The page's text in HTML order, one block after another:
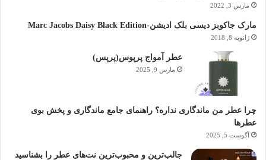
مارس 3, 2022
مارک جاکوبز دیسی بلک ادیشن-Marc Jacobs Daisy Black Edition
ژانویه 8, 2018
عطر آمواج پرپوس(پرپس)
مارس 9, 2025
چرا عطر من ماندگاری نداره؟ راهنمای جامع ماندگاری و پخش بوی
عطرها
آگوست 5, 2025
جالب‌ترین و محبوب‌ترین نت‌های عطر را بشناسید